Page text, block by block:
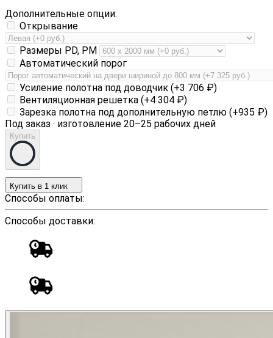
Дополнительные опции:
Открывание
Размеры PD, PM
Автоматический порог
Усиление полотна под доводчик (+3 706 ₽)
Вентиляционная решетка (+4 304 ₽)
Зарезка полотна под дополнительную петлю (+935 ₽)
Под заказ · изготовление 20–25 рабочих дней
Купить
Купить в 1 клик
Способы оплаты:
Способы доставки: